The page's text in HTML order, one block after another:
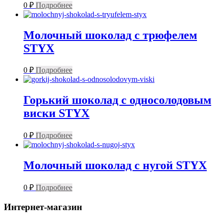
0 ₽ Подробнее
Молочный шоколад с трюфелем
STYX
0 ₽ Подробнее
Горький шоколад с односолодовым
виски STYX
0 ₽ Подробнее
Молочный шоколад с нугой STYX
0 ₽ Подробнее
Интернет-магазин